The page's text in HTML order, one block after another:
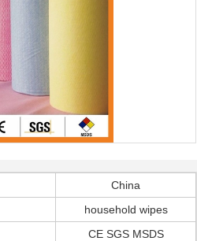
China
household wipes
CE SGS MSDS